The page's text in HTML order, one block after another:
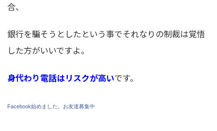
合、
銀行を騙そうとしたという事でそれなりの制裁は覚悟
した方がいいですよ。
身代わり電話はリスクが高いです。
Facebook始めました。お友達募集中